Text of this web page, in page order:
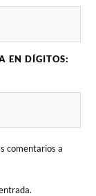
EN DÍGITOS:
comentarios a